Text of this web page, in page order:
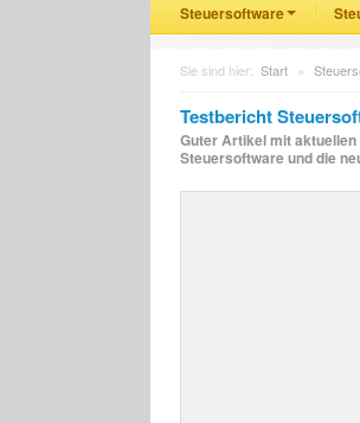
Steuersoftware
Sie sind hier: Start »
Testbericht
Guter Artikel mit
Steuersoftware und die